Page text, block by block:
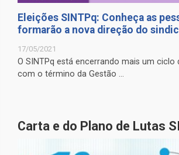
Eleições SINTPq: Conheça as
formarão a nova direção do
17/05/2021
O SINTPq está encerrando mais um ciclo
com o término da Gestão ...
Carta e do Plano de Lutas